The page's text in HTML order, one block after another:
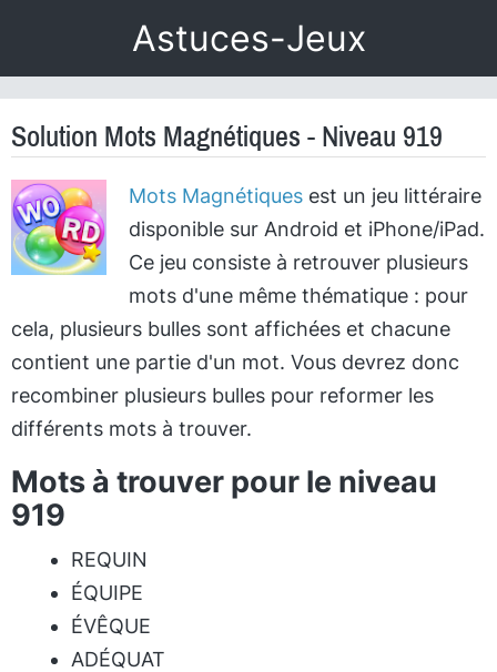
Astuces-Jeux
Solution Mots Magnétiques - Niveau 919
Mots Magnétiquesest un jeu littéraire
disponible sur Android et iPhone/iPad.
Ce jeu consiste à retrouver plusieurs
mots d'une même thématique : pour
cela, plusieurs bulles sont affichées et chacune
contient une partie d'un mot. Vous devrez donc
recombiner plusieurs bulles pour reformer les
différents mots à trouver.
Mots à trouver pour le niveau
919
REQUIN
ÉQUIPE
ÉVÊQUE
ADÉQUAT